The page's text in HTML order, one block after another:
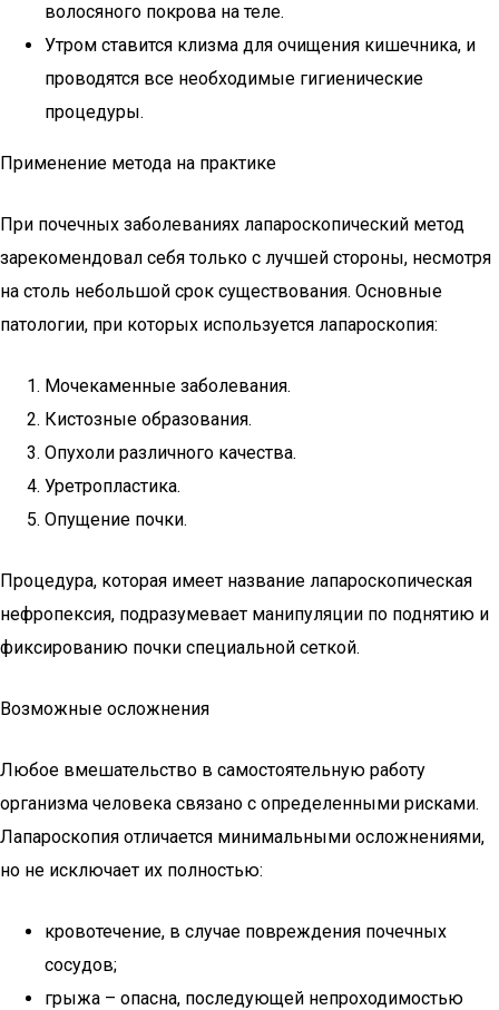
волосяного покрова на теле.
Утром ставится клизма для очищения кишечника, и
проводятся все необходимые гигиенические
процедуры.
Применение метода на практике
При почечных заболеваниях лапароскопический метод
зарекомендовал себя только с лучшей стороны, несмотря
на столь небольшой срок существования. Основные
патологии, при которых используется лапароскопия:
Мочекаменные заболевания.
Кистозные образования.
Опухоли различного качества.
Уретропластика.
Опущение почки.
Процедура, которая имеет название лапароскопическая
нефропексия, подразумевает манипуляции по поднятию и
фиксированию почки специальной сеткой.
Возможные осложнения
Любое вмешательство в самостоятельную работу
организма человека связано с определенными рисками.
Лапароскопия отличается минимальными осложнениями,
но не исключает их полностью:
кровотечение, в случае повреждения почечных
сосудов;
грыжа – опасна, последующей непроходимостью